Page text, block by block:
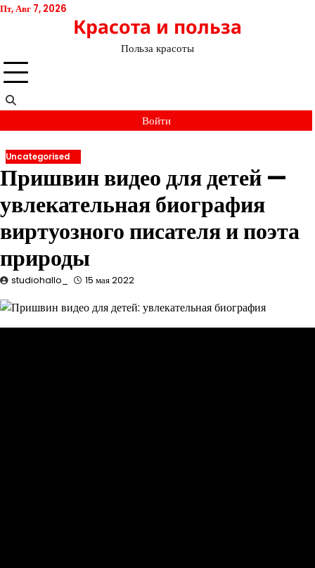
Перейти
Пт, Авг 7, 2026
Красота и польза
Польза красоты
Войти
Uncategorised
Пришвин видео для детей —
увлекательная биография
виртуозного писателя и поэта
природы
studiohallo_ 15 мая 2022